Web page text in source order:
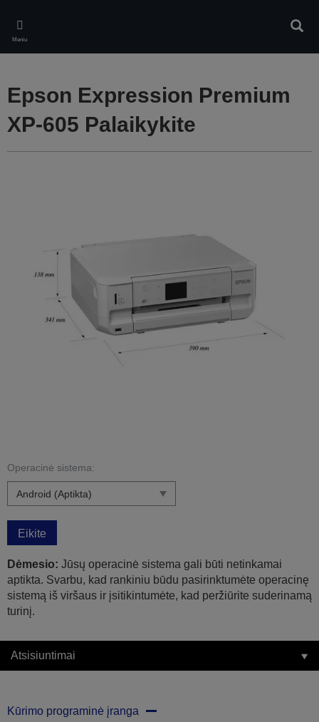
main
content
Meniu
Epson Expression Premium
XP-605 Palaikykite
Operacinė sistema:
Eikite
Dėmesio: Jūsų operacinė sistema gali būti netinkamai
aptikta. Svarbu, kad rankiniu būdu pasirinktumėte operacinę
sistemą iš viršaus ir įsitikintumėte, kad peržiūrite suderinamą
turinį.
Atsisiuntimai
Kūrimo programinė įranga